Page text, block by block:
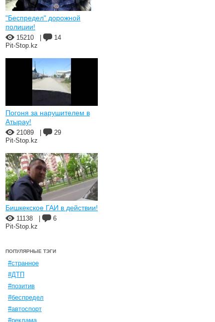
"Беспредел" дорожной
полиции!
15210
14
Pit-Stop.kz
Погоня за нарушителем в
Атырау!
21089
29
Pit-Stop.kz
Бишкекское ГАИ в действии!
11138
6
Pit-Stop.kz
ПОПУЛЯРНЫЕ ТЭГИ
#странное
#ДТП
#позитив
#беспредел
#автоспорт
#реклама